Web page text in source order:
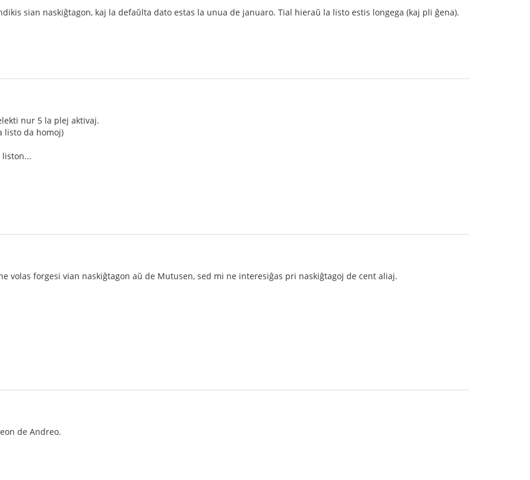
sian naskiĝtagon, kaj la defaŭlta dato estas la unua de januaro. Tial hieraŭ la listo estis longega (kaj pli ĝena).
nur 5 la plej aktivaj.
listo da homoj)
volas forgesi vian naskiĝtagon aŭ de Mutusen, sed mi ne interesiĝas pri naskiĝtagoj de cent aliaj.
de Andreo.